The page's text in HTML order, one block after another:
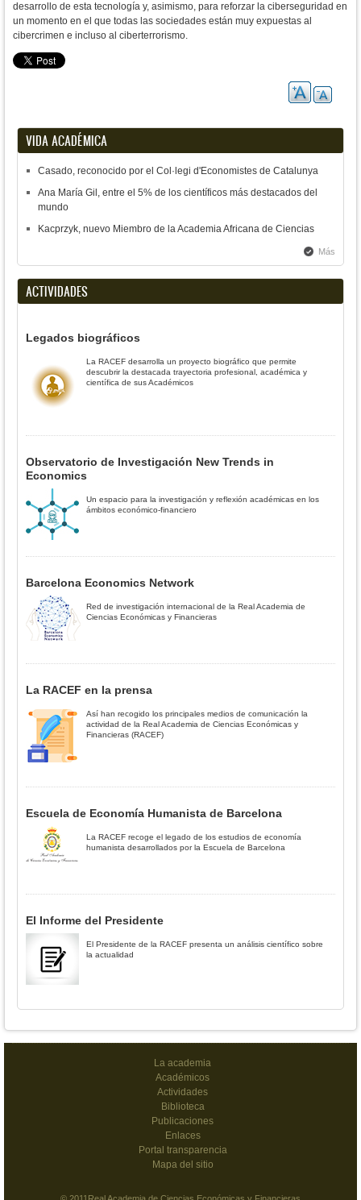
desarrollo de esta tecnología y, asimismo, para reforzar la ciberseguridad en
un momento en el que todas las sociedades están muy expuestas al
cibercrimen e incluso al ciberterrorismo.
VIDA ACADÉMICA
Casado, reconocido por el Col·legi d'Economistes de Catalunya
Ana María Gil, entre el 5% de los científicos más destacados del
mundo
Kacprzyk, nuevo Miembro de la Academia Africana de Ciencias
Más
ACTIVIDADES
Legados biográficos
La RACEF desarrolla un proyecto biográfico que permite
descubrir la destacada trayectoria profesional, académica y
científica de sus Académicos
Observatorio de Investigación New Trends in
Economics
Un espacio para la investigación y reflexión académicas en los
ámbitos económico-financiero
Barcelona Economics Network
Red de investigación internacional de la Real Academia de
Ciencias Económicas y Financieras
La RACEF en la prensa
Así han recogido los principales medios de comunicación la
actividad de la Real Academia de Ciencias Económicas y
Financieras (RACEF)
Escuela de Economía Humanista de Barcelona
La RACEF recoge el legado de los estudios de economía
humanista desarrollados por la Escuela de Barcelona
El Informe del Presidente
El Presidente de la RACEF presenta un análisis científico sobre
la actualidad
La academia
Académicos
Actividades
Biblioteca
Publicaciones
Enlaces
Portal transparencia
Mapa del sitio